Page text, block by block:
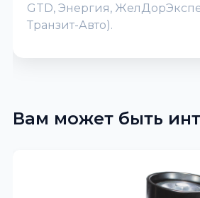
GTD, Энергия,
Транзит-Авто).
Вам может быть